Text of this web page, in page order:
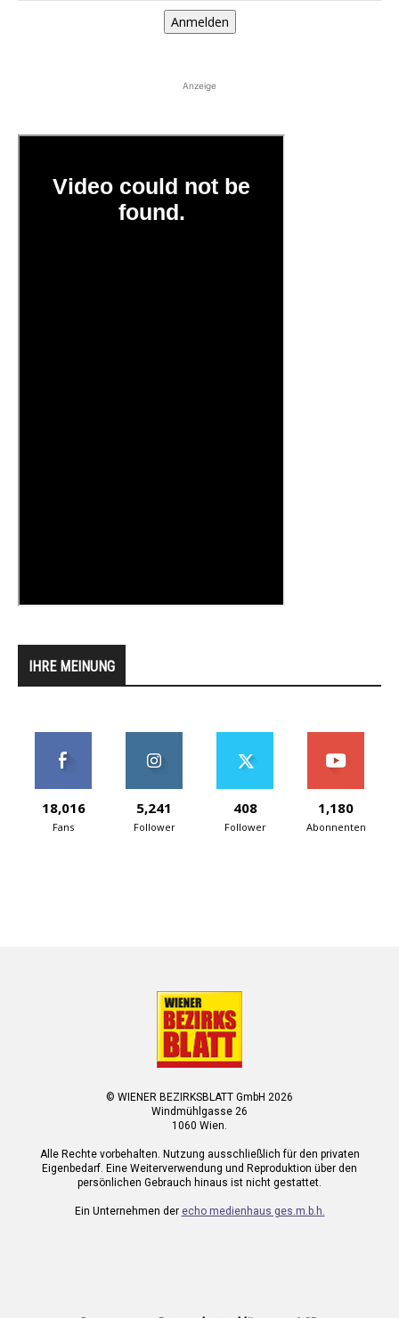
Anmelden
Anzeige
IHRE MEINUNG
18,016
Fans
5,241
Follower
408
Follower
1,180
Abonnenten
© WIENER BEZIRKSBLATT GmbH 2026
Windmühlgasse 26
1060 Wien.
Alle Rechte vorbehalten. Nutzung ausschließlich für den privaten
Eigenbedarf. Eine Weiterverwendung und Reproduktion über den
persönlichen Gebrauch hinaus ist nicht gestattet.
Ein Unternehmen der echo medienhaus ges.m.b.h.